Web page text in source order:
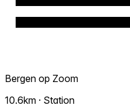
Bergen op Zoom
10.6km · Station